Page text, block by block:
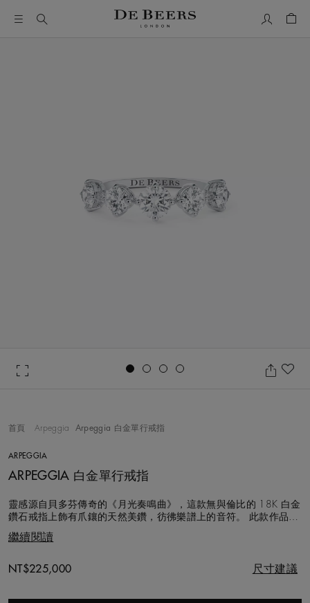
首頁 Arpeggia Arpeggia 白金單行戒指
ARPEGGIA
ARPEGGIA 白金單行戒指
靈感源自貝多芬傳奇的《月光奏鳴曲》，這款無與倫比的 18K 白金
鑽石戒指上飾有爪鑲的天然美鑽，彷彿樂譜上的音符。 此款作品風
以遵循道德章程的方式採購，並由 De Beers 的專家團隊精挑細選，
繼續閱讀
Original price
NT$225,000 尺寸建議